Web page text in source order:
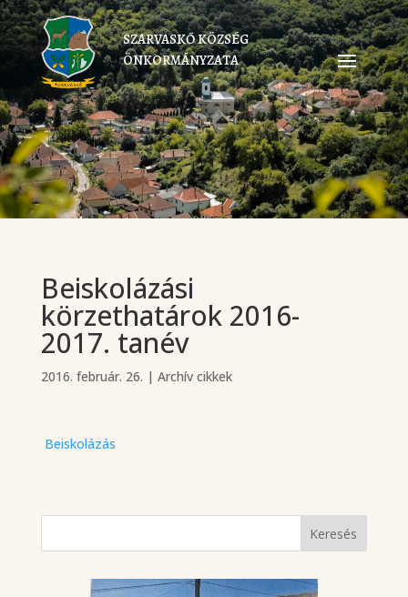
SZARVASKŐ KÖZSÉG
ÖNKORMÁNYZATA
Beiskolázási
körzethatárok 2016-
2017. tanév
2016. február. 26. | Archív cikkek
Beiskolázás